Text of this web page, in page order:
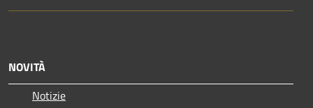
NOVITÀ
Notizie